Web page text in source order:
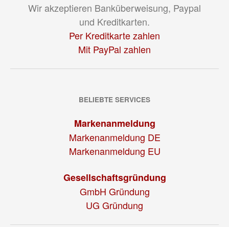
Wir akzeptieren Banküberweisung, Paypal
und Kreditkarten.
Per Kreditkarte zahlen
Mit PayPal zahlen
BELIEBTE SERVICES
Markenanmeldung
Markenanmeldung DE
Markenanmeldung EU
Gesellschaftsgründung
GmbH Gründung
UG Gründung